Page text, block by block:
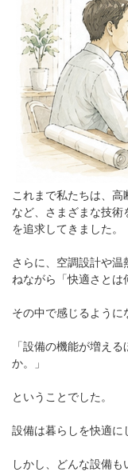
これまで私たちは、
など、さまざまな技
を追求してきました。
さらに、空調設計や
ねながら「快適さとは
その中で感じるように
「設備の機能が増え
か。」
ということでした。
設備は暮らしを快適に
しかし、どんな設備も